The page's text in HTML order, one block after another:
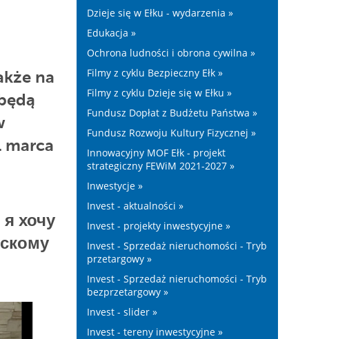
na
marca
хочу
Dzieje się w Ełku - wydarzenia »
Edukacja »
Ochrona ludności i obrona cywilna »
Filmy z cyklu Bezpieczny Ełk »
Filmy z cyklu Dzieje się w Ełku »
Fundusz Dopłat z Budżetu Państwa »
Fundusz Rozwoju Kultury Fizycznej »
Innowacyjny MOF Ełk - projekt
strategiczny FEWiM 2021-2027 »
Inwestycje »
Invest - aktualności »
Invest - projekty inwestycyjne »
Invest - Sprzedaż nieruchomości - Tryb
przetargowy »
Invest - Sprzedaż nieruchomości - Tryb
bezprzetargowy »
Invest - slider »
Invest - tereny inwestycyjne »